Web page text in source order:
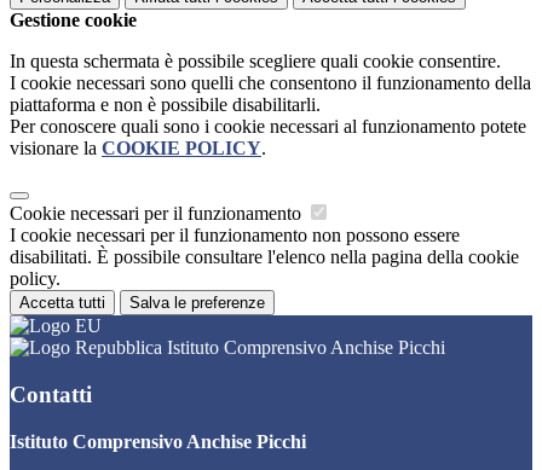
Gestione cookie
In questa schermata è possibile scegliere quali cookie consentire.
I cookie necessari sono quelli che consentono il funzionamento della
piattaforma e non è possibile disabilitarli.
Per conoscere quali sono i cookie necessari al funzionamento potete
visionare la COOKIE POLICY.
Cookie necessari per il funzionamento
I cookie necessari per il funzionamento non possono essere
disabilitati. È possibile consultare l'elenco nella pagina della cookie
policy.
Accetta tutti Salva le preferenze
Istituto Comprensivo Anchise Picchi
Contatti
Istituto Comprensivo Anchise Picchi